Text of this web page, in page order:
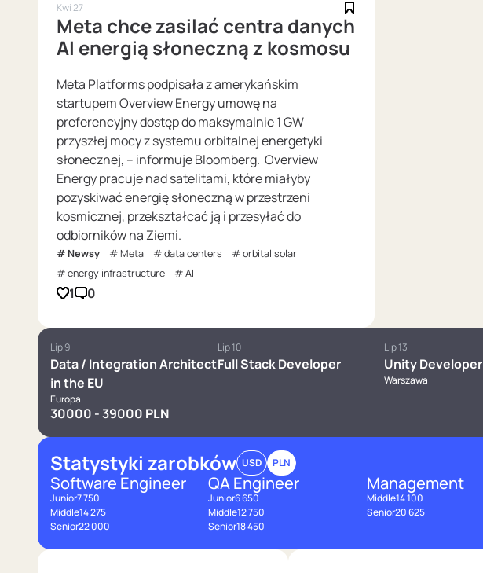
Kwi 27
Meta chce zasilać centra danych
AI energią słoneczną z kosmosu
Meta Platforms podpisała z amerykańskim
startupem Overview Energy umowę na
preferencyjny dostęp do maksymalnie 1 GW
przyszłej mocy z systemu orbitalnej energetyki
słonecznej, – informuje Bloomberg. Overview
Energy pracuje nad satelitami, które miałyby
pozyskiwać energię słoneczną w przestrzeni
kosmicznej, przekształcać ją i przesyłać do
odbiorników na Ziemi.
Newsy Meta data centers
orbital solar
energy infrastructure
AI
1 0
Lip 9
Data / Integration Architect
in the EU
Europa
30000 - 39000 PLN
Lip 10
Full Stack Developer
Lip 13
Unity Developer
Warszawa
Statystyki zarobków USD PLN
Software Engineer
Junior7 750
Middle14 275
Senior22 000
QA Engineer
Junior6 650
Middle12 750
Senior18 450
Management
Middle14 100
Senior20 625